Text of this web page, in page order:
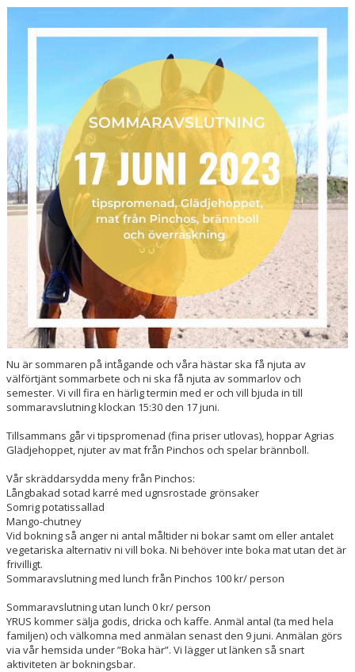
HÄSTAR
Nu är sommaren på intågande och våra hästar ska få njuta av
välförtjänt sommarbete och ni ska få njuta av sommarlov och
semester. Vi vill fira en härlig termin med er och vill bjuda in till
sommaravslutning klockan 15:30 den 17 juni.
Tillsammans går vi tipspromenad (fina priser utlovas), hoppar Agrias
Glädjehoppet, njuter av mat från Pinchos och spelar brännboll.
Vår skräddarsydda meny från Pinchos:
Långbakad sotad karré med ugnsrostade grönsaker
Somrig potatissallad
Mango-chutney
Vid bokning så anger ni antal måltider ni bokar samt om eller antalet
vegetariska alternativ ni vill boka. Ni behöver inte boka mat utan det är
frivilligt.
Sommaravslutning med lunch från Pinchos 100 kr/ person
Sommaravslutning utan lunch 0 kr/ person
YRUS kommer sälja godis, dricka och kaffe. Anmäl antal (ta med hela
familjen) och välkomna med anmälan senast den 9 juni. Anmälan görs
via vår hemsida under ”Boka här”. Vi lägger ut länken så snart
aktiviteten är bokningsbar.